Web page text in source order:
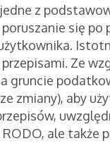
z
się po
Ze
gruncie
zmiany), aby
ale także